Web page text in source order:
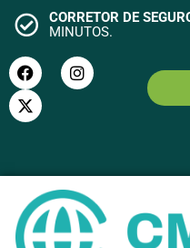
CORRETOR DE
MINUTOS.
SEGU